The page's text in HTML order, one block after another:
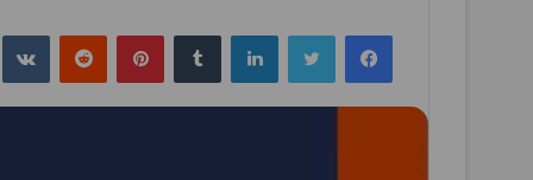
فيسبوك تويتر لينكدإن بينتيريست